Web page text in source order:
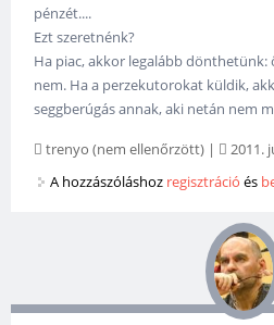
pénzét....
Ezt szeretnénk?
Ha piac, akkor legalább dönthetünk:
nem. Ha a perzekutorokat küldik,
seggberúgás annak, aki netán nem
trenyo (nem ellenőrzött) | 2011.
A hozzászóláshoz regisztráció és